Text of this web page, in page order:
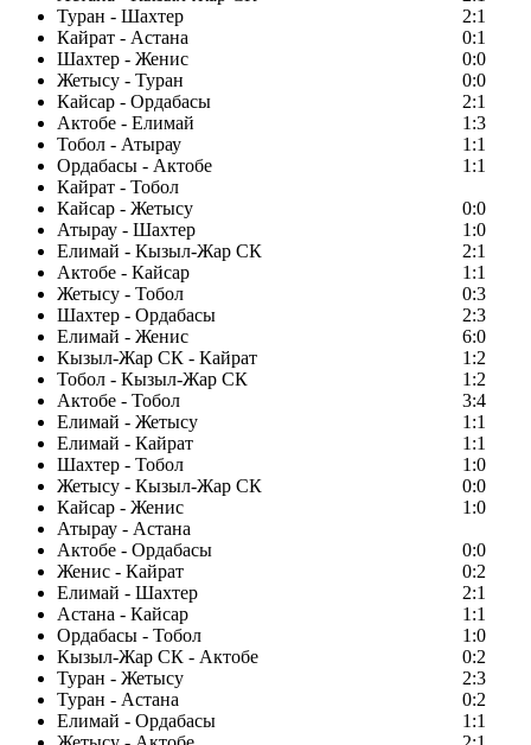
Туран - Шахтер
2:1
Кайрат - Астана
0:1
Шахтер - Женис
0:0
Жетысу - Туран
0:0
Кайсар - Ордабасы
2:1
Актобе - Елимай
1:3
Тобол - Атырау
1:1
Ордабасы - Актобе
1:1
Кайрат - Тобол
Кайсар - Жетысу
0:0
Атырау - Шахтер
1:0
Елимай - Кызыл-Жар СК
2:1
Актобе - Кайсар
1:1
Жетысу - Тобол
0:3
Шахтер - Ордабасы
2:3
Елимай - Женис
6:0
Кызыл-Жар СК - Кайрат
1:2
Тобол - Кызыл-Жар СК
1:2
Актобе - Тобол
3:4
Елимай - Жетысу
1:1
Елимай - Кайрат
1:1
Шахтер - Тобол
1:0
Жетысу - Кызыл-Жар СК
0:0
Кайсар - Женис
1:0
Атырау - Астана
Актобе - Ордабасы
0:0
Женис - Кайрат
0:2
Елимай - Шахтер
2:1
Астана - Кайсар
1:1
Ордабасы - Тобол
1:0
Кызыл-Жар СК - Актобе
0:2
Туран - Жетысу
2:3
Туран - Астана
0:2
Елимай - Ордабасы
1:1